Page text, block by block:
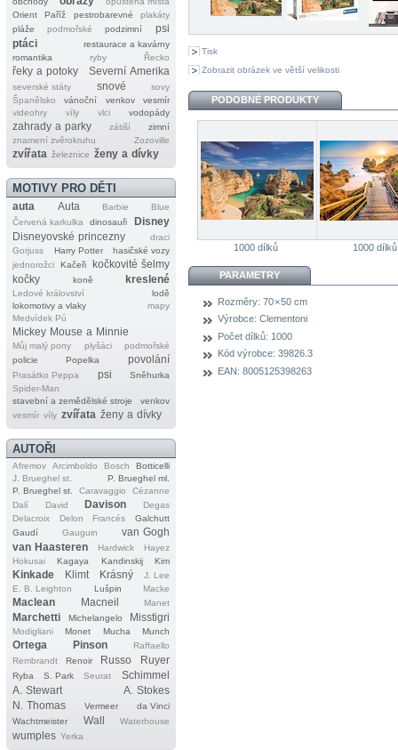
Orient
Paříž pestrobarevné
plakáty
pláže
podmořské podzimní
psi
ptáci
restaurace a kavárny
romantika
ryby Řecko
řeky a potoky Severní Amerika
severské státy snové
sovy
Španělsko
vánoční venkov
vesmír
videohry
víly vlci vodopády
zahrady a parky zátiší
zimní
znamení zvěrokruhu
Zozoville
zvířata železnice ženy a dívky
MOTIVY PRO DĚTI
auta Auta Barbie
Blue
Červená karkulka
dinosauři
Disney
Disneyovské princezny
draci
Gorjuss
Harry Potter
hasičské vozy
jednorožci
Kačeři
kočkovité šelmy
kočky
koně kreslené
Ledové království
lodě
lokomotivy a vlaky
mapy
Medvídek Pú
Mickey Mouse a Minnie
Můj malý pony plyšáci
podmořské
policie
Popelka povolání
Prasátko Peppa psi
Sněhurka
Spider‐Man
stavební a zemědělské stroje
venkov
vesmír víly zvířata ženy a dívky
AUTOŘI
Afremov Arcimboldo Bosch
Botticelli
J. Brueghel st.
P. Brueghel ml.
P. Brueghel st.
Caravaggio
Cézanne
Dalí
David Davison
Degas
Delacroix
Delon Francés
Galchutt
Gaudí
Gauguin
van Gogh
van Haasteren
Hardwick
Hayez
Hokusai
Kagaya Kandinskij Kim
Kinkade Klimt Krásný
J. Lee
E. B. Leighton
Lušpin Macke
Maclean Macneil Manet
Marchetti Michelangelo Misstigri
Modigliani Monet Mucha Munch
Ortega Pinson
Raffaello
Rembrandt
Renoir Russo Ruyer
Ryba S. Park Seurat
Schimmel
A. Stewart
A. Stokes
N. Thomas
Vermeer
da Vinci
Wachtmeister
Wall Waterhouse
wumples Yerka
Tisk
Zobrazit obrázek ve větší velikosti
PODOBNÉ PRODUKTY
1000 dílků 1000 dílků
PARAMETRY
Rozměry: 70 × 50 cm
Výrobce: Clementoni
Počet dílků: 1000
Kód výrobce: 39826.3
EAN: 8005125398263